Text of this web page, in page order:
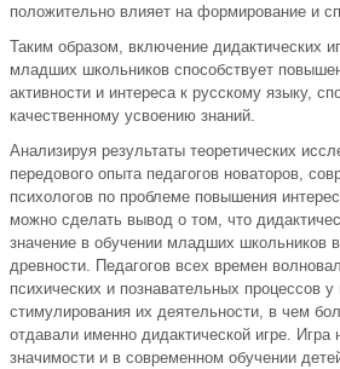
положительно влияет на формирование и
Таким образом, включение дидактических
младших школьников способствует
активности и интереса к русскому языку,
качественному усвоению знаний.
Анализируя результаты теоретических
передового опыта педагогов новаторов,
психологов по проблеме повышения
можно сделать вывод о том, что
значение в обучении младших школьников
древности. Педагогов всех времен
психических и познавательных процессов
стимулирования их деятельности, в чем
отдавали именно дидактической игре. Игра
значимости и в современном обучении